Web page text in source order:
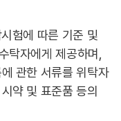
험에 따른 기준 및
자에게 제공하며,
관한 서류를 위탁자
약 및 표준품 등의